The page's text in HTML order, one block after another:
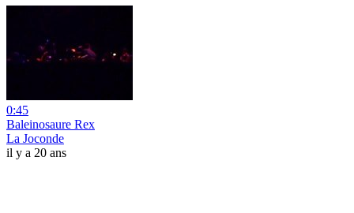
0:45
Baleinosaure Rex
La Joconde
il y a 20 ans